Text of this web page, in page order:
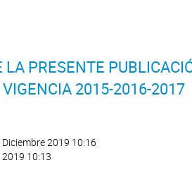
PRESENTE
VIGENCIA 2015-2016-2017
2019 10:16
10:13